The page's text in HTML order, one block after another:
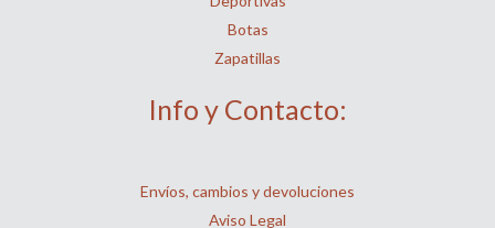
Botas
Zapatillas
Info y Contacto:
Envíos, cambios y devoluciones
Aviso Legal